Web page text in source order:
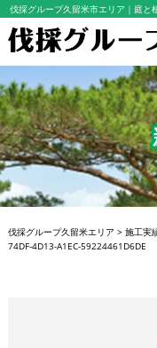
伐採グループ久留米市エリア ｜庭と
伐採グループ久留米エリア > 施工実
74DF-4D13-A1EC-59224461D6DE